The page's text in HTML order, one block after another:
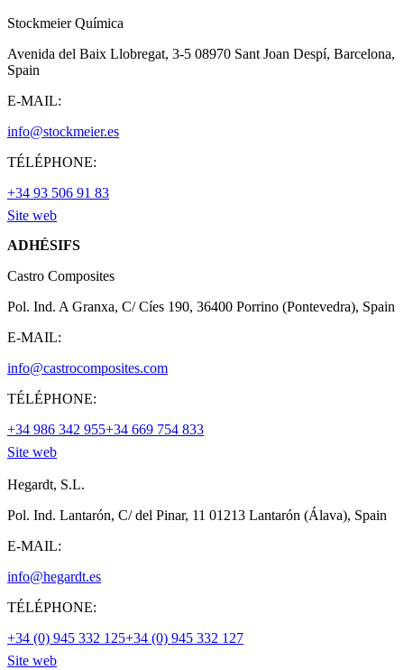
Stockmeier Química
Avenida del Baix Llobregat, 3-5 08970 Sant Joan Despí, Barcelona,
Spain
E-MAIL:
info@stockmeier.es
TÉLÉPHONE:
+34 93 506 91 83
Site web
ADHÉSIFS
Castro Composites
Pol. Ind. A Granxa, C/ Cíes 190, 36400 Porrino (Pontevedra), Spain
E-MAIL:
info@castrocomposites.com
TÉLÉPHONE:
+34 986 342 955+34 669 754 833
Site web
Hegardt, S.L.
Pol. Ind. Lantarón, C/ del Pinar, 11 01213 Lantarón (Álava), Spain
E-MAIL:
info@hegardt.es
TÉLÉPHONE:
+34 (0) 945 332 125+34 (0) 945 332 127
Site web